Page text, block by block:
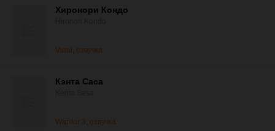
Хиронори Кондо
Vidal, озвучка
Кэнта Саса
Warrior 3, озвучка